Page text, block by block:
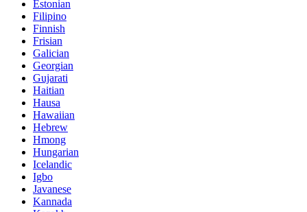
Estonian
Filipino
Finnish
Frisian
Galician
Georgian
Gujarati
Haitian
Hausa
Hawaiian
Hebrew
Hmong
Hungarian
Icelandic
Igbo
Javanese
Kannada